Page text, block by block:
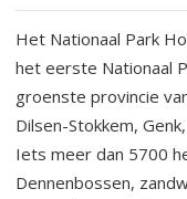
Het Nationaal Park
het eerste Nationaal
groenste provincie
Dilsen-Stokkem,
Iets meer dan 5700
Dennenbossen,